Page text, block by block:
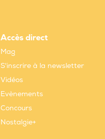
Accès direct
Mag
S'inscrire à la newsletter
Vidéos
Evènements
Concours
Nostalgie+